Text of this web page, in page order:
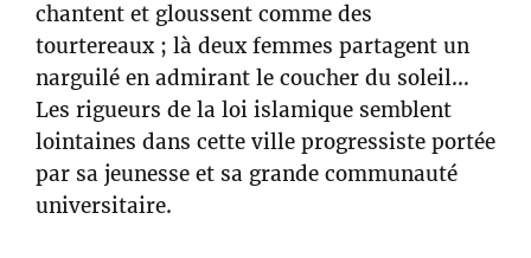
chantent et gloussent comme des
tourtereaux ; là deux femmes partagent un
narguilé en admirant le coucher du soleil…
Les rigueurs de la loi islamique semblent
lointaines dans cette ville progressiste portée
par sa jeunesse et sa grande communauté
universitaire.